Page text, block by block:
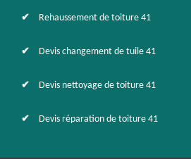
Rehaussement de toiture 41
Devis changement de tuile 41
Devis nettoyage de toiture 41
Devis réparation de toiture 41